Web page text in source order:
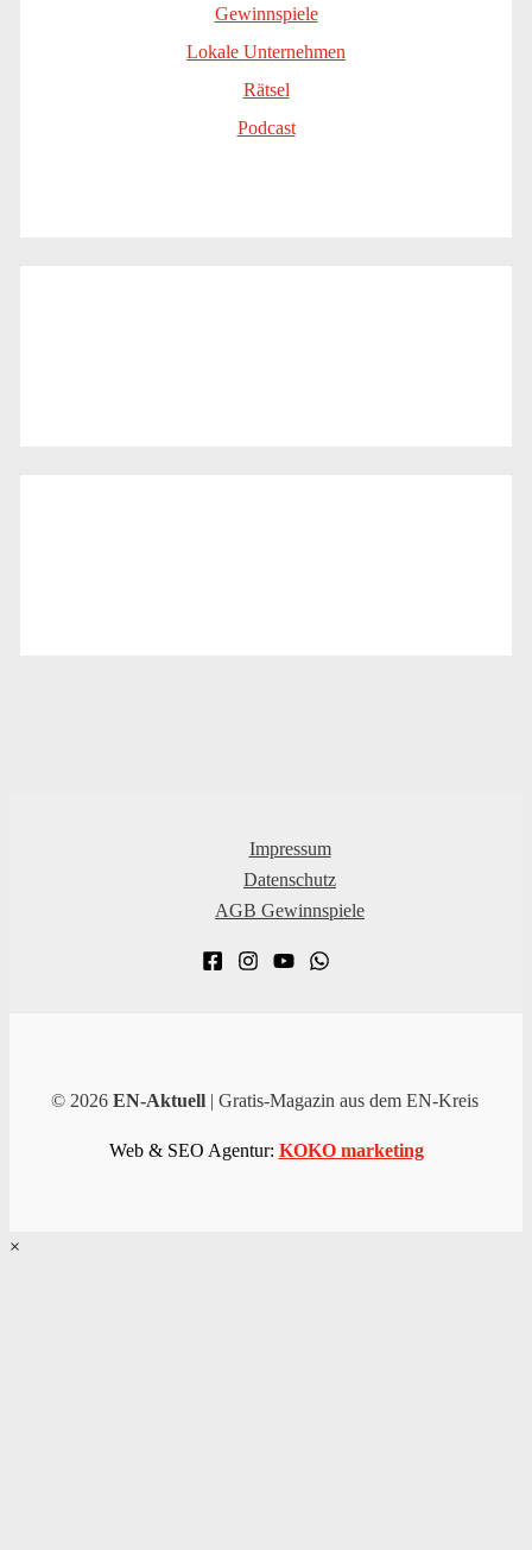
Gewinnspiele
Lokale Unternehmen
Rätsel
Podcast
Impressum
Datenschutz
AGB Gewinnspiele
© 2026 EN-Aktuell | Gratis-Magazin aus dem EN-Kreis
Web & SEO Agentur: KOKO marketing
×